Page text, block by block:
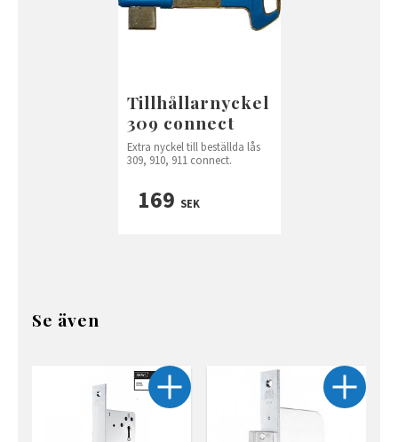
Tillhållarnyckel
309 connect
Extra nyckel till beställda lås
309, 910, 911 connect.
169 SEK
Se även